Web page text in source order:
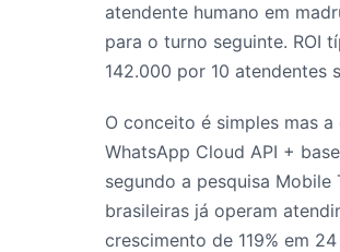
atendente humano em
para o turno seguinte. ROI
142.000 por 10 atendentes
O conceito é simples mas
WhatsApp Cloud API +
segundo a pesquisa Mobile
brasileiras já operam
crescimento de 119% em